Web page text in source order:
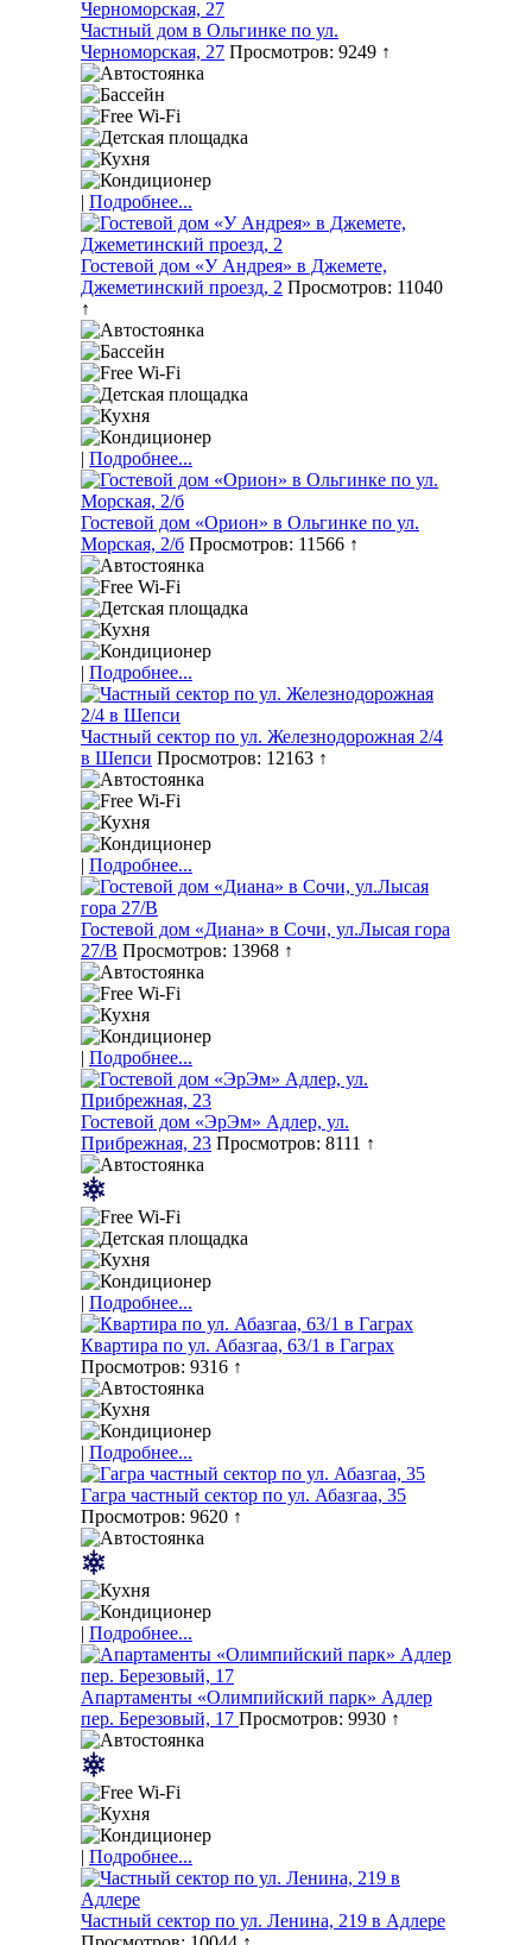
Частный дом в Ольгинке по ул.
Черноморская, 27 Просмотров: 9249 ↑
| Подробнее...
Гостевой дом «У Андрея» в Джемете,
Джеметинский проезд, 2 Просмотров: 11040
↑
| Подробнее...
Гостевой дом «Орион» в Ольгинке по ул.
Морская, 2/б Просмотров: 11566 ↑
| Подробнее...
Частный сектор по ул. Железнодорожная 2/4
в Шепси Просмотров: 12163 ↑
| Подробнее...
Гостевой дом «Диана» в Сочи, ул.Лысая гора
27/В Просмотров: 13968 ↑
| Подробнее...
Гостевой дом «ЭрЭм» Адлер, ул.
Прибрежная, 23 Просмотров: 8111 ↑
| Подробнее...
Квартира по ул. Абазгаа, 63/1 в Гаграх
Просмотров: 9316 ↑
| Подробнее...
Гагра частный сектор по ул. Абазгаа, 35
Просмотров: 9620 ↑
| Подробнее...
Апартаменты «Олимпийский парк» Адлер
пер. Березовый, 17 Просмотров: 9930 ↑
| Подробнее...
Частный сектор по ул. Ленина, 219 в Адлере